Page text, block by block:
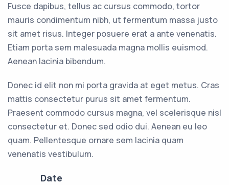
Fusce dapibus, tellus ac cursus commodo, tortor
mauris condimentum nibh, ut fermentum massa justo
sit amet risus. Integer posuere erat a ante venenatis.
Etiam porta sem malesuada magna mollis euismod.
Aenean lacinia bibendum.
Donec id elit non mi porta gravida at eget metus. Cras
mattis consectetur purus sit amet fermentum.
Praesent commodo cursus magna, vel scelerisque nisl
consectetur et. Donec sed odio dui. Aenean eu leo
quam. Pellentesque ornare sem lacinia quam
venenatis vestibulum.
Date